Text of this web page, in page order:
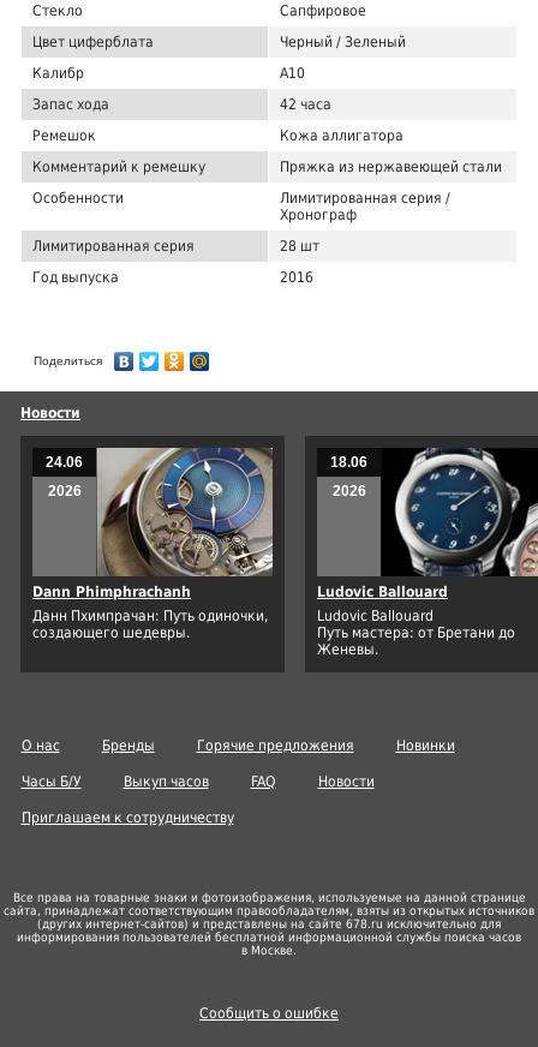
Стекло
Сапфировое
Цвет циферблата
Черный / Зеленый
Калибр
A10
Запас хода
42 часа
Ремешок
Кожа аллигатора
Комментарий к ремешку
Пряжка из нержавеющей стали
Особенности
Лимитированная серия /
Хронограф
Лимитированная серия
28 шт
Год выпуска
2016
Поделиться
Новости
24.06
2026
Dann Phimphrachanh
Данн Пхимпрачан: Путь одиночки,
создающего шедевры.
18.06
2026
Ludovic Ballouard
Ludovic Ballouard
Путь мастера: от Бретани до
Женевы.
О нас Бренды Горячие предложения Новинки
Часы Б/У Выкуп часов FAQ Новости
Приглашаем к сотрудничеству
Все права на товарные знаки и фотоизображения, используемые на данной странице
сайта, принадлежат соответствующим правообладателям, взяты из открытых источников
(других интернет-сайтов) и представлены на сайте 678.ru исключительно для
информирования пользователей бесплатной информационной службы поиска часов
в Москве.
Сообщить о ошибке